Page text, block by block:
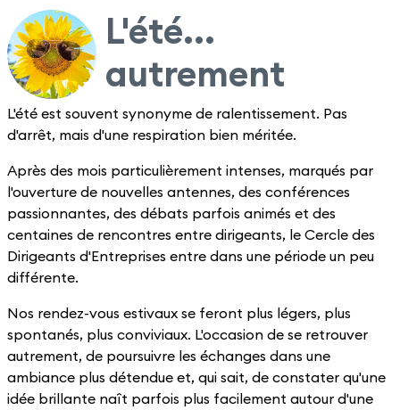
L'été...
autrement
L'été est souvent synonyme de ralentissement. Pas
d'arrêt, mais d'une respiration bien méritée.
Après des mois particulièrement intenses, marqués par
l'ouverture de nouvelles antennes, des conférences
passionnantes, des débats parfois animés et des
centaines de rencontres entre dirigeants, le Cercle des
Dirigeants d'Entreprises entre dans une période un peu
différente.
Nos rendez-vous estivaux se feront plus légers, plus
spontanés, plus conviviaux. L'occasion de se retrouver
autrement, de poursuivre les échanges dans une
ambiance plus détendue et, qui sait, de constater qu'une
idée brillante naît parfois plus facilement autour d'une